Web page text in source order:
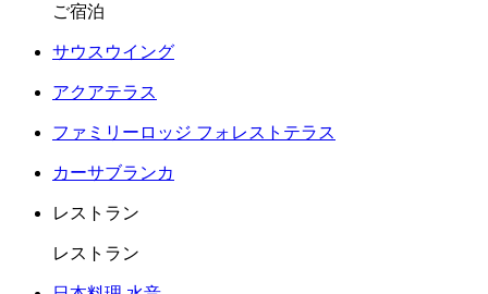
ご宿泊
サウスウイング
アクアテラス
ファミリーロッジ フォレストテラス
カーサブランカ
レストラン
レストラン